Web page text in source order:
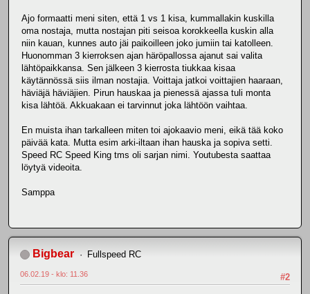
Ajo formaatti meni siten, että 1 vs 1 kisa, kummallakin kuskilla
oma nostaja, mutta nostajan piti seisoa korokkeella kuskin alla
niin kauan, kunnes auto jäi paikoilleen joko jumiin tai katolleen.
Huonomman 3 kierroksen ajan häröpallossa ajanut sai valita
lähtöpaikkansa. Sen jälkeen 3 kierrosta tiukkaa kisaa
käytännössä siis ilman nostajia. Voittaja jatkoi voittajien haaraan,
häviäjä häviäjien. Pirun hauskaa ja pienessä ajassa tuli monta
kisa lähtöä. Akkuakaan ei tarvinnut joka lähtöön vaihtaa.
En muista ihan tarkalleen miten toi ajokaavio meni, eikä tää koko
päivää kata. Mutta esim arki-iltaan ihan hauska ja sopiva setti.
Speed RC Speed King tms oli sarjan nimi. Youtubesta saattaa
löytyä videoita.
Samppa
Bigbear Fullspeed RC
#2
06.02.19 - klo: 11.36